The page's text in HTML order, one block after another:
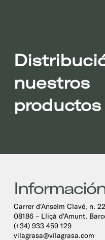
nuestros
productos
Carrer d'Anselm Clavé, n.
08186 – Lliçà d'Amunt,
(+34) 933 459 129
vilagrasa@vilagrasa.com